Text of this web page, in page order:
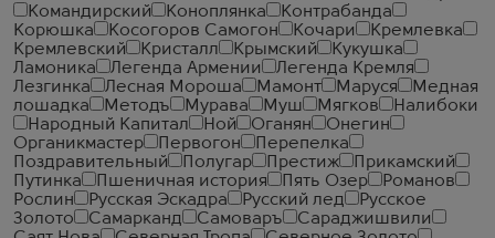
Командирский
Коноплянка
Контрабанда
Корюшка
Косогоров Самогон Кочари
Кремлевка
Кремлевский
Кристалл Крымский
Кукушка
Ламоника
Легенда Армении
Легенда Кремля
Лезгинка
Лесная Мороша Мамонт Маруся
Медная
лошадка
Методъ Мурава Муш Мягков
Налибоки
Народный Капитал
Ной Оганян
Онегин
Органикмастер
Первогон
Перепелка
Поздравительный
Полугар Престиж
Прикамский
Путинка
Пшеничная история Пять Озер
Романов
Рослин
Русская Эскадра Русский лед
Русское
Золото
Самарканд Самоваръ
Сараджишвили